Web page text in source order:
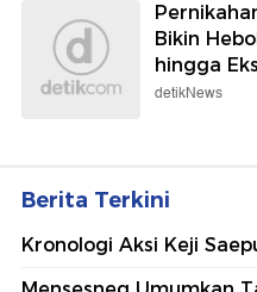
Bikin
hingga
detikNews
Berita Terkini
Kronologi Aksi Keji